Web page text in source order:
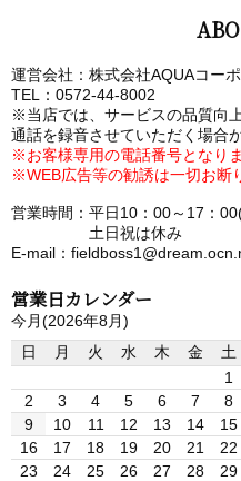
運営会社：株式会社AQUAコー
TEL：0572-44-8002
※当店では、サービスの品質向
通話を録音させていただく場合
※お客様専用の電話番号となりま
※WEB広告等の勧誘は一切お断
営業時間：平日10：00～17：
土日祝は休み
E-mail：
営業日カレンダー
今月(2026年8月)
日
月 火 水 木 金
土
1
2
3 4 5 6 7
8
9
10 11 12 13 14
15
16
17 18 19 20 21
22
23
24 25 26 27 28
29